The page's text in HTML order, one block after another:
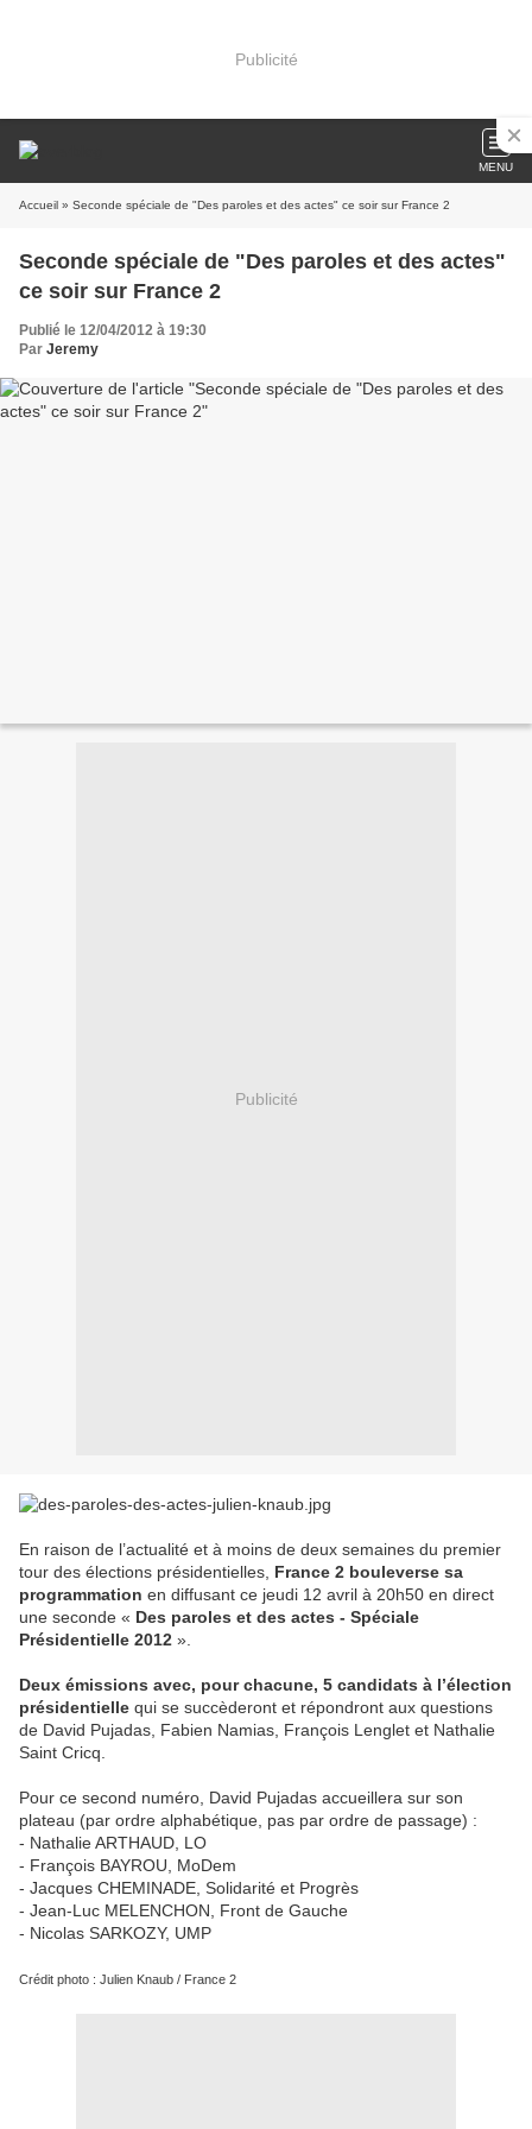
Publicité
MENU
Accueil » Seconde spéciale de "Des paroles et des actes" ce soir sur France 2
Seconde spéciale de "Des paroles et des actes"
ce soir sur France 2
Publié le 12/04/2012 à 19:30
Par Jeremy
Publicité
En raison de l’actualité et à moins de deux semaines du premier
tour des élections présidentielles, France 2 bouleverse sa
programmation en diffusant ce jeudi 12 avril à 20h50 en direct
une seconde « Des paroles et des actes - Spéciale
Présidentielle 2012 ».
Deux émissions avec, pour chacune, 5 candidats à l’élection
présidentielle qui se succèderont et répondront aux questions
de David Pujadas, Fabien Namias, François Lenglet et Nathalie
Saint Cricq.
Pour ce second numéro, David Pujadas accueillera sur son
plateau (par ordre alphabétique, pas par ordre de passage) :
- Nathalie ARTHAUD, LO
- François BAYROU, MoDem
- Jacques CHEMINADE, Solidarité et Progrès
- Jean-Luc MELENCHON, Front de Gauche
- Nicolas SARKOZY, UMP
Crédit photo : Julien Knaub / France 2